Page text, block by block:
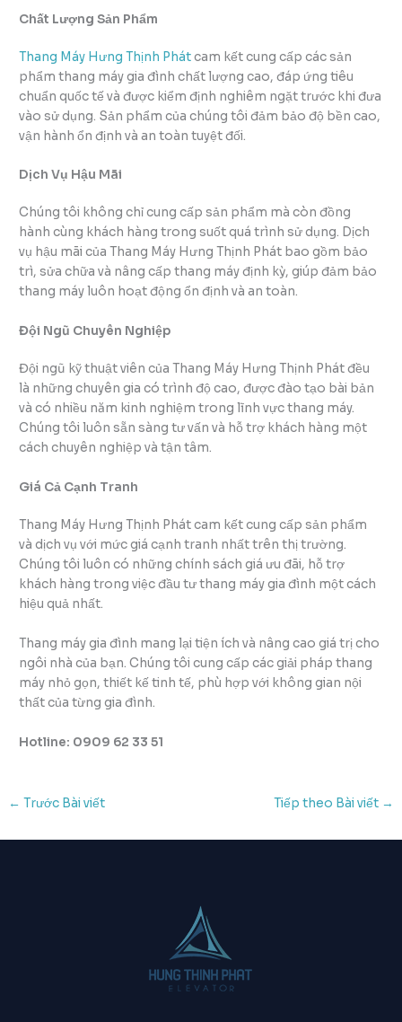
Chất Lượng Sản Phẩm
Thang Máy Hưng Thịnh Phátcam kết cung cấp các sản
phẩm thang máy gia đình chất lượng cao, đáp ứng tiêu
chuẩn quốc tế và được kiểm định nghiêm ngặt trước khi đưa
vào sử dụng. Sản phẩm của chúng tôi đảm bảo độ bền cao,
vận hành ổn định và an toàn tuyệt đối.
Dịch Vụ Hậu Mãi
Chúng tôi không chỉ cung cấp sản phẩm mà còn đồng
hành cùng khách hàng trong suốt quá trình sử dụng. Dịch
vụ hậu mãi của Thang Máy Hưng Thịnh Phát bao gồm bảo
trì, sửa chữa và nâng cấp thang máy định kỳ, giúp đảm bảo
thang máy luôn hoạt động ổn định và an toàn.
Đội Ngũ Chuyên Nghiệp
Đội ngũ kỹ thuật viên của Thang Máy Hưng Thịnh Phát đều
là những chuyên gia có trình độ cao, được đào tạo bài bản
và có nhiều năm kinh nghiệm trong lĩnh vực thang máy.
Chúng tôi luôn sẵn sàng tư vấn và hỗ trợ khách hàng một
cách chuyên nghiệp và tận tâm.
Giá Cả Cạnh Tranh
Thang Máy Hưng Thịnh Phát cam kết cung cấp sản phẩm
và dịch vụ với mức giá cạnh tranh nhất trên thị trường.
Chúng tôi luôn có những chính sách giá ưu đãi, hỗ trợ
khách hàng trong việc đầu tư thang máy gia đình một cách
hiệu quả nhất.
Thang máy gia đình mang lại tiện ích và nâng cao giá trị cho
ngôi nhà của bạn. Chúng tôi cung cấp các giải pháp thang
máy nhỏ gọn, thiết kế tinh tế, phù hợp với không gian nội
thất của từng gia đình.
Hotline: 0909 62 33 51
← Trước Bài viết Tiếp theo Bài viết →